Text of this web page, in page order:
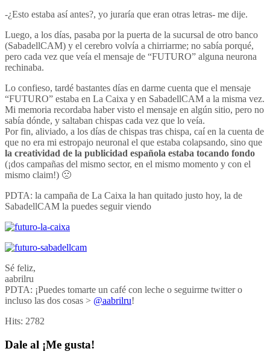
-¿Esto estaba así antes?, yo juraría que eran otras letras- me dije.
Luego, a los días, pasaba por la puerta de la sucursal de otro banco
(SabadellCAM) y el cerebro volvía a chirriarme; no sabía porqué,
pero cada vez que veía el mensaje de “FUTURO” alguna neurona
rechinaba.
Lo confieso, tardé bastantes días en darme cuenta que el mensaje
“FUTURO” estaba en La Caixa y en SabadellCAM a la misma vez.
Mi memoria recordaba haber visto el mensaje en algún sitio, pero no
sabía dónde, y saltaban chispas cada vez que lo veía.
Por fin, aliviado, a los días de chispas tras chispa, caí en la cuenta de
que no era mi estropajo neuronal el que estaba colapsando, sino que
la creatividad de la publicidad española estaba tocando fondo
(¡dos campañas del mismo sector, en el mismo momento y con el
mismo claim!) 🙁
PDTA: la campaña de La Caixa la han quitado justo hoy, la de
SabadellCAM la puedes seguir viendo
Sé feliz,
aabrilru
PDTA: ¡Puedes tomarte un café con leche o seguirme twitter o
incluso las dos cosas > @aabrilru!
Hits: 2782
Dale al ¡Me gusta!